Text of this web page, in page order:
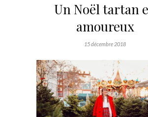
Un Noël tartan
amoureux
15 décembre 2018